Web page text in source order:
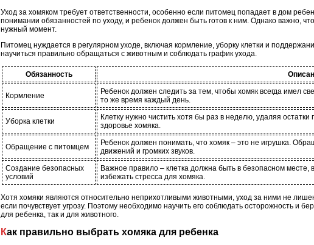
Уход за хомяком требует ответственности, особенно если питомец попадает в дом
понимании обязанностей по уходу, и ребенок должен быть готов к ним. Однако важно,
нужный момент.
Питомец нуждается в регулярном уходе, включая кормление, уборку клетки и
научиться правильно обращаться с животным и соблюдать график ухода.
Обязанность
Кормление
Ребенок должен следить за тем, чтобы хомяк всегда имел
то же время каждый день.
Уборка клетки
Клетку нужно чистить хотя бы раз в неделю, удаляя
здоровье хомяка.
Обращение с питомцем
Ребенок должен понимать, что хомяк – это не игрушка.
движений и громких звуков.
Создание безопасных
условий
Важное правило – клетка должна быть в безопасном
избежать стресса для хомяка.
Хотя хомяки являются относительно неприхотливыми животными, уход за ними не
если почувствует угрозу. Поэтому необходимо научить его соблюдать осторожность и
для ребенка, так и для животного.
Как правильно выбрать хомяка для ребенка